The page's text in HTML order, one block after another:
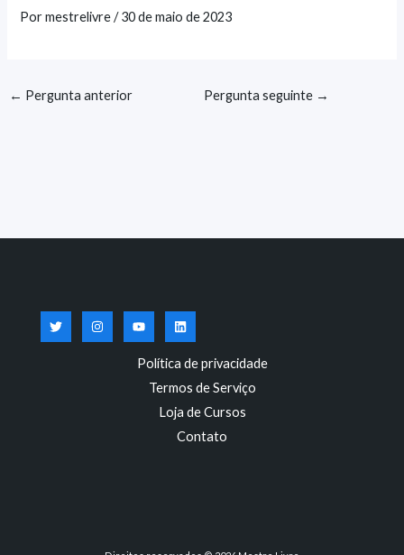
Pormestrelivre/30 de maio de 2023
← Pergunta anterior Pergunta seguinte →
Política de privacidade
Termos de Serviço
Loja de Cursos
Contato